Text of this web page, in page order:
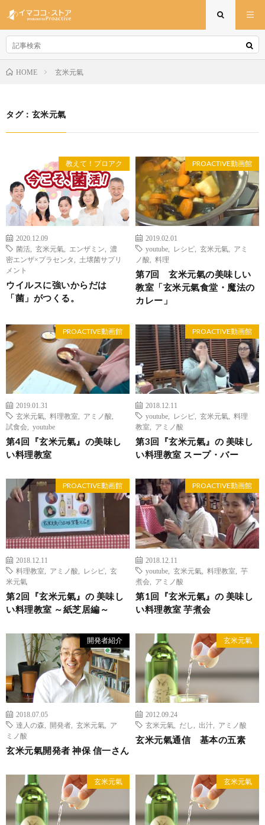
HOME 玄米元氣
タグ：玄米元氣
教えて！プロアク
2020.12.09
菌活
玄米元氣 エンザミン
濃
密エンザ×プラセンタ
土壌菌サプリ
メント
ウイルスに強いからだは
「菌」がつくる。
PROACTIVE動画館
2019.02.01
youtube
レシピ 玄米元氣
アミ
ノ酸
料理
第7回 玄米元氣の美味しい
教室「玄米元氣食堂・魔法の
カレー」
PROACTIVE動画館
2019.01.31
玄米元氣
料理教室 アミノ酸
試食会
youtube
第4回『玄米元氣』の美味し
い料理教室
PROACTIVE動画館
2018.12.11
youtube
レシピ 玄米元氣
料理
教室
アミノ酸
第3回『玄米元氣』の 美味し
い料理教室 スープ・バー
PROACTIVE動画館
2018.12.11
料理教室
アミノ酸 レシピ
玄
米元氣
第2回『玄米元氣』の 美味し
い料理教室 ～紙芝居編～
PROACTIVE動画館
2018.12.11
youtube
玄米元氣 料理教室
芋
煮会
アミノ酸
第1回『玄米元氣』の 美味し
い料理教室 芋煮会
開発者紹介
2018.07.05
達人の森
開発者 玄米元氣
ア
ミノ酸
玄米元氣開発者 神保 信一さん
玄米元氣
2012.09.24
玄米元氣
だし 出汁 アミノ酸
玄米元氣通信 基本の五素
玄米元氣 玄米元氣